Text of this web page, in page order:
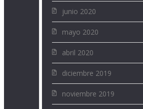
junio 2020
mayo 2020
abril 2020
diciembre 2019
noviembre 2019